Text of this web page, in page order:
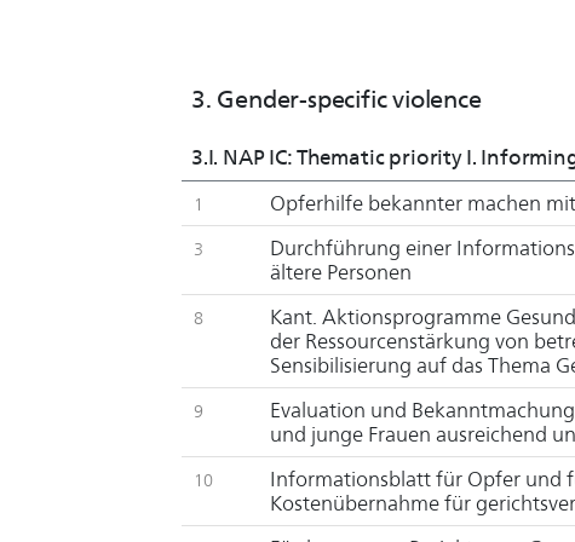
With
which
3. Gender-specific violence
3.I. NAP IC: Thematic priority I.
1 Opferhilfe bekannter machen
3
Durchführung einer
ältere Personen
8
Kant. Aktionsprogramme
der Ressourcenstärkung von
Sensibilisierung auf das Thema
9
Evaluation und
und junge Frauen ausreichend
10
Informationsblatt für Opfer und
Kostenübernahme für